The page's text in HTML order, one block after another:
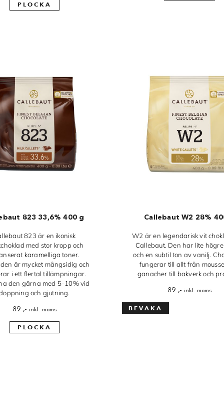
PLOCKA
823 33,6% 400 g
823 är en ikonisk
med stor kropp och
karamelliga toner.
är mycket mångsidig och
i ett flertal tillämpningar.
den gärna med 5-10% vid
och gjutning.
89 ,- inkl. moms
PLOCKA
Callebaut W2 28%
W2 är en legendarisk vit
Callebaut. Den har lite
och en subtil ton av vanilj.
fungerar till allt från
ganacher till bakverk och
89 ,- inkl. moms